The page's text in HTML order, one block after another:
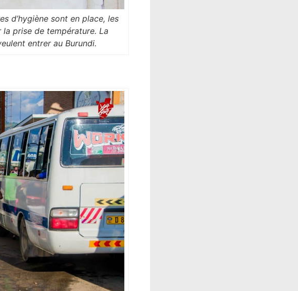
d’hygiène sont en place, les
prise de température. La
entrer au Burundi.